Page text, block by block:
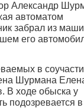
Александр
автоматом
забрал из
его
в
Шурмана
В ходе обыска у
подозревается в